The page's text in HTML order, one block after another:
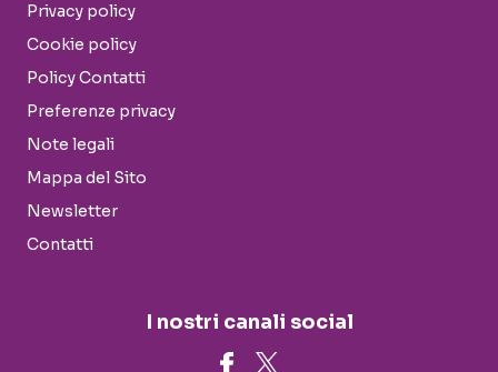
Privacy policy
Cookie policy
Policy Contatti
Preferenze privacy
Note legali
Mappa del Sito
Newsletter
Contatti
I nostri canali social